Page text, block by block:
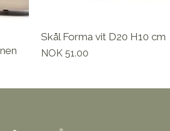
Skål Forma vit D20 H10 cm
Pris
NOK 51.00